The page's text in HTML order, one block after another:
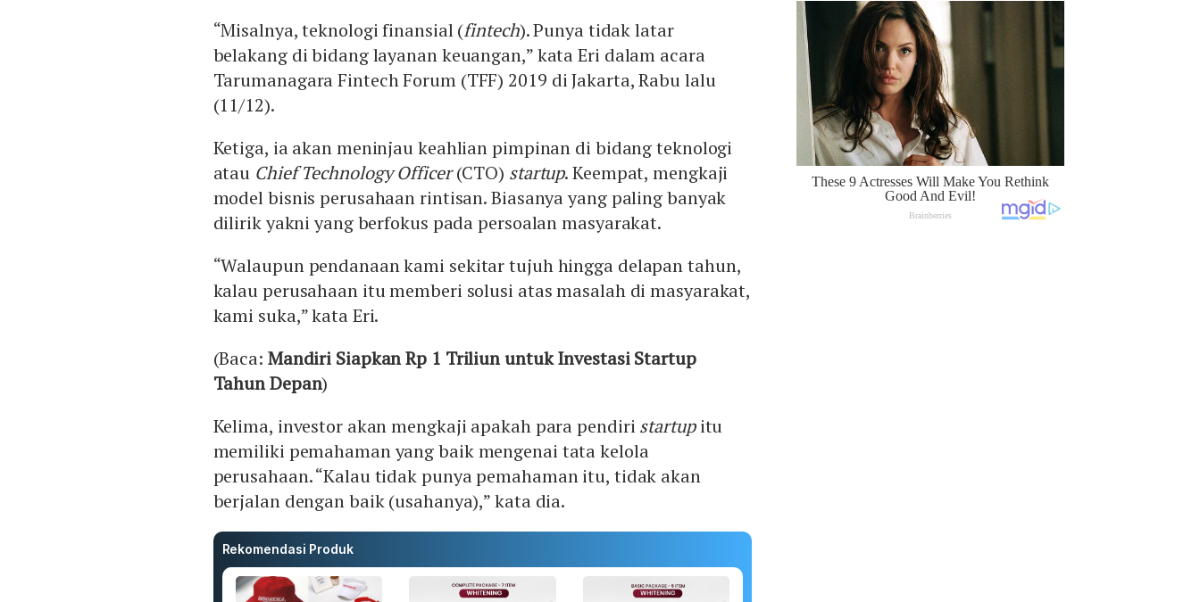
“Misalnya, teknologi finansial (fintech). Punya tidak latar
belakang di bidang layanan keuangan,” kata Eri dalam acara
Tarumanagara Fintech Forum (TFF) 2019 di Jakarta, Rabu lalu
(11/12).
Ketiga, ia akan meninjau keahlian pimpinan di bidang teknologi
atau Chief Technology Officer(CTO) startup. Keempat, mengkaji
model bisnis perusahaan rintisan. Biasanya yang paling banyak
dilirik yakni yang berfokus pada persoalan masyarakat.
“Walaupun pendanaan kami sekitar tujuh hingga delapan tahun,
kalau perusahaan itu memberi solusi atas masalah di masyarakat,
kami suka,” kata Eri.
(Baca: Mandiri Siapkan Rp 1 Triliun untuk Investasi Startup
Tahun Depan)
Kelima, investor akan mengkaji apakah para pendiri startupitu
memiliki pemahaman yang baik mengenai tata kelola
perusahaan. “Kalau tidak punya pemahaman itu, tidak akan
berjalan dengan baik (usahanya),” kata dia.
Rekomendasi Produk